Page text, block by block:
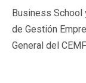
Business School
de Gestión
General del